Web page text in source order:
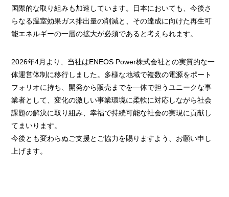
国際的な取り組みも加速しています。日本においても、今後さ
らなる温室効果ガス排出量の削減と、その達成に向けた再生可
能エネルギーの一層の拡大が必須であると考えられます。
2026年4月より、当社はENEOS Power株式会社との実質的な一
体運営体制に移行しました。多様な地域で複数の電源をポート
フォリオに持ち、開発から販売までを一体で担うユニークな事
業者として、変化の激しい事業環境に柔軟に対応しながら社会
課題の解決に取り組み、幸福で持続可能な社会の実現に貢献し
てまいります。
今後とも変わらぬご支援とご協力を賜りますよう、お願い申し
上げます。